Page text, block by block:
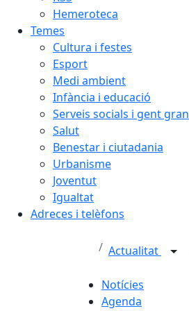
Hemeroteca
Temes
Cultura i festes
Esport
Medi ambient
Infància i educació
Serveis socials i gent gran
Salut
Benestar i ciutadania
Urbanisme
Joventut
Igualtat
Adreces i telèfons
Actualitat
Notícies
Agenda